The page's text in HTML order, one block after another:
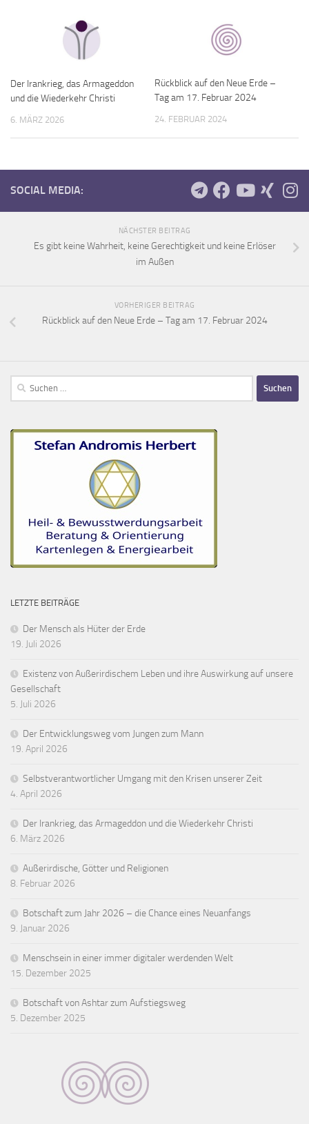
Der Irankrieg, das Armageddon
und die Wiederkehr Christi
6. MÄRZ 2026
Rückblick auf den Neue Erde –
Tag am 17. Februar 2024
24. FEBRUAR 2024
SOCIAL MEDIA:
NÄCHSTER BEITRAG
Es gibt keine Wahrheit, keine Gerechtigkeit und keine Erlöser
im Außen
VORHERIGER BEITRAG
Rückblick auf den Neue Erde – Tag am 17. Februar 2024
Suchen
LETZTE BEITRÄGE
Der Mensch als Hüter der Erde
19. Juli 2026
Existenz von Außerirdischem Leben und ihre Auswirkung auf unsere
Gesellschaft
5. Juli 2026
Der Entwicklungsweg vom Jungen zum Mann
19. April 2026
Selbstverantwortlicher Umgang mit den Krisen unserer Zeit
4. April 2026
Der Irankrieg, das Armageddon und die Wiederkehr Christi
6. März 2026
Außerirdische, Götter und Religionen
8. Februar 2026
Botschaft zum Jahr 2026 – die Chance eines Neuanfangs
9. Januar 2026
Menschsein in einer immer digitaler werdenden Welt
15. Dezember 2025
Botschaft von Ashtar zum Aufstiegsweg
5. Dezember 2025